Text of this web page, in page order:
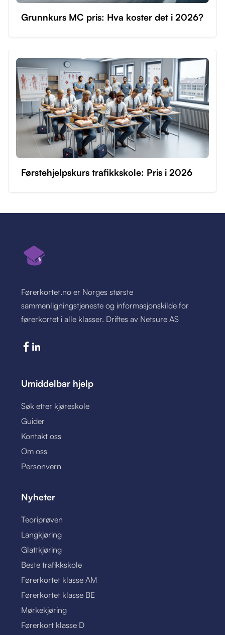
Grunnkurs MC pris: Hva koster det i 2026?
Førstehjelpskurs trafikkskole: Pris i 2026
Førerkortet.no er Norges største
sammenligningstjeneste og informasjonskilde for
førerkortet i alle klasser. Driftes av Netsure AS
Umiddelbar hjelp
Søk etter kjøreskole
Guider
Kontakt oss
Om oss
Personvern
Nyheter
Teoriprøven
Langkjøring
Glattkjøring
Beste trafikkskole
Førerkortet klasse AM
Førerkortet klasse BE
Mørkekjøring
Førerkort klasse D